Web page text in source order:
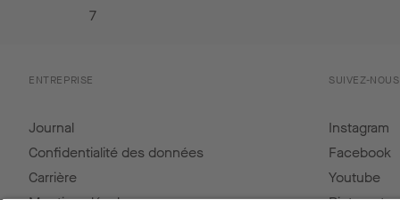
7
ENTREPRISE
Journal
Confidentialité des données
Carrière
SUIVEZ-NOUS
Instagram
Facebook
Youtube